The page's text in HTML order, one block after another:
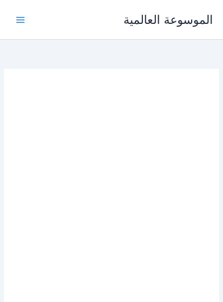
الموسوعة العالمية